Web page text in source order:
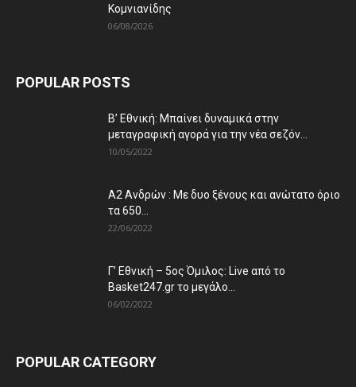
Κομνιανίδης
06/08/2026
POPULAR POSTS
Β’ Εθνική: Μπαίνει δυναμικά στην
μεταγραφική αγορά για την νέα σεζόν...
10/05/2022
Α2 Ανδρών : Με δυο ξένους και ανώτατο όριο
τα 650...
22/06/2022
Γ’ Εθνική – 5ος Όμιλος: Live από το
Basket247.gr το μεγάλο...
06/02/2022
POPULAR CATEGORY